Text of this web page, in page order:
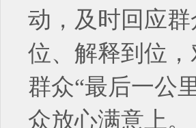
动，及时回应
位、解释到位
群众“最后一公
众放心满意上。